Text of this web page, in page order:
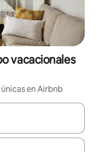
vacacionales
en Airbnb
podrás navegar